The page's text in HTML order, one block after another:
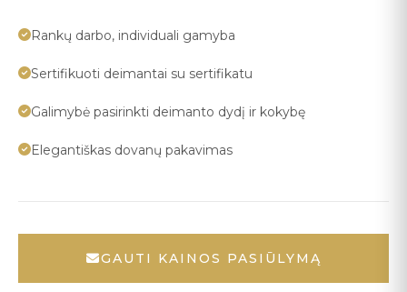
Rankų darbo, individuali gamyba
Sertifikuoti deimantai su sertifikatu
Galimybė pasirinkti deimanto dydį ir kokybę
Elegantiškas dovanų pakavimas
GAUTI KAINOS PASIŪLYMĄ